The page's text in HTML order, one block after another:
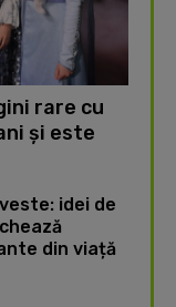
rare cu
și este
idei de
din viață